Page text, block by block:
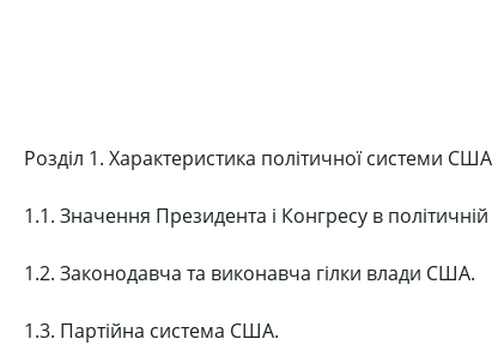
Розділ 1. Характеристика політичної системи
1.1. Значення Президента і Конгресу в
1.2. Законодавча та виконавча гілки влади США.
1.3. Партійна система США.